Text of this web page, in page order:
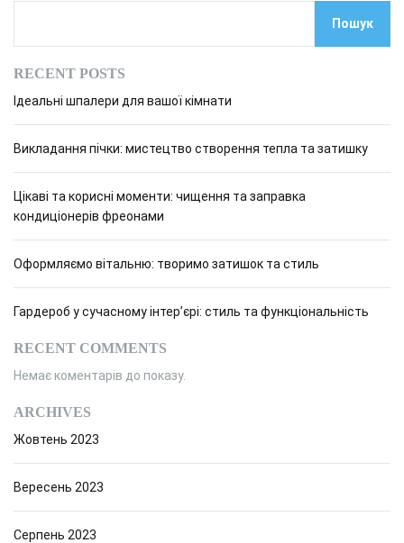
Пошук
RECENT POSTS
Ідеальні шпалери для вашої кімнати
Викладання пічки: мистецтво створення тепла та затишку
Цікаві та корисні моменти: чищення та заправка
кондиціонерів фреонами
Оформляємо вітальню: творимо затишок та стиль
Гардероб у сучасному інтер’єрі: стиль та функціональність
RECENT COMMENTS
Немає коментарів до показу.
ARCHIVES
Жовтень 2023
Вересень 2023
Серпень 2023